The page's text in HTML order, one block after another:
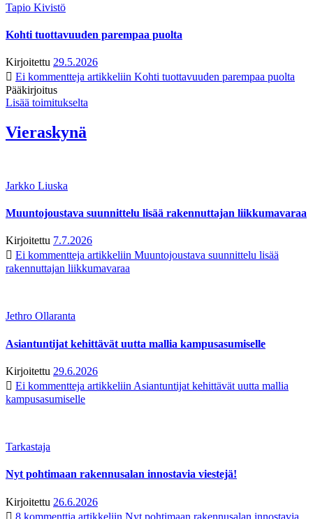
Tapio Kivistö
Kohti tuottavuuden parempaa puolta
Kirjoitettu 29.5.2026
Ei kommentteja artikkeliin Kohti tuottavuuden parempaa puolta
Pääkirjoitus
Lisää toimitukselta
Vieraskynä
Jarkko Liuska
Muuntojoustava suunnittelu lisää rakennuttajan liikkumavaraa
Kirjoitettu 7.7.2026
Ei kommentteja artikkeliin Muuntojoustava suunnittelu lisää
rakennuttajan liikkumavaraa
Jethro Ollaranta
Asiantuntijat kehittävät uutta mallia kampusasumiselle
Kirjoitettu 29.6.2026
Ei kommentteja artikkeliin Asiantuntijat kehittävät uutta mallia
kampusasumiselle
Tarkastaja
Nyt pohtimaan rakennusalan innostavia viestejä!
Kirjoitettu 26.6.2026
8 kommenttia artikkeliin Nyt pohtimaan rakennusalan innostavia